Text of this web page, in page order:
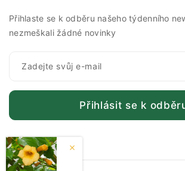
Přihlaste se k odběru našeho týdenního
nezmeškali žádné novinky
Přihlásit se k